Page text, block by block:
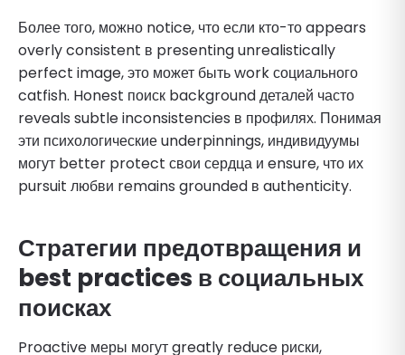
Более того, можно notice, что если кто-то appears
overly consistent в presenting unrealistically
perfect image, это может быть work социального
catfish. Honest поиск background деталей часто
reveals subtle inconsistencies в профилях. Понимая
эти психологические underpinnings, индивидуумы
могут better protect свои сердца и ensure, что их
pursuit любви remains grounded в authenticity.
Стратегии предотвращения и
best practices в социальных
поисках
Proactive меры могут greatly reduce риски,